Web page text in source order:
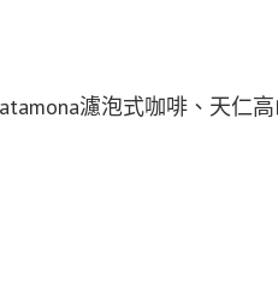
濾泡式咖啡、天仁